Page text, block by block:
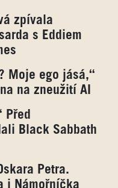
zpívala
s Eddiem
Moje ego jásá,“
na zneužití AI
Před
Black Sabbath
Petra.
i Námořníčka